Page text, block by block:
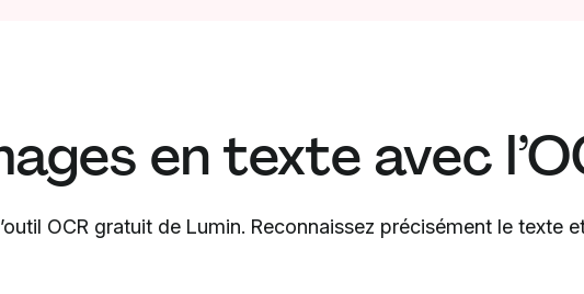
en texte avec
OCR gratuit de Lumin. Reconnaissez précisément le texte